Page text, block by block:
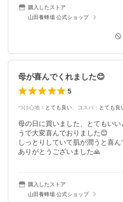
購入したストア
山田養蜂場 公式ショップ
母が喜んでくれました😊
5
つけ心地 ： とても良い コスパ ： とても良
母の日に買いました、とてもい
うで大変喜んでおりました😊
しっとりしていて肌が潤うと喜
ありがとうございました🙏
購入したストア
山田養蜂場 公式ショップ